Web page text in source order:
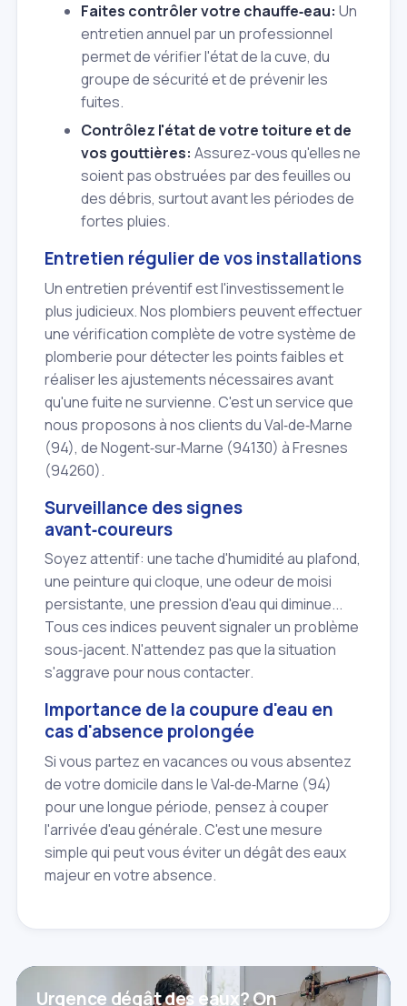
Faites contrôler votre chauffe‑eau: Un
entretien annuel par un professionnel
permet de vérifier l'état de la cuve, du
groupe de sécurité et de prévenir les
fuites.
Contrôlez l'état de votre toiture et de
vos gouttières: Assurez‑vous qu'elles ne
soient pas obstruées par des feuilles ou
des débris, surtout avant les périodes de
fortes pluies.
Entretien régulier de vos installations
Un entretien préventif est l'investissement le
plus judicieux. Nos plombiers peuvent effectuer
une vérification complète de votre système de
plomberie pour détecter les points faibles et
réaliser les ajustements nécessaires avant
qu'une fuite ne survienne. C'est un service que
nous proposons à nos clients du Val‑de‑Marne
(94), de Nogent‑sur‑Marne (94130) à Fresnes
(94260).
Surveillance des signes
avant‑coureurs
Soyez attentif: une tache d'humidité au plafond,
une peinture qui cloque, une odeur de moisi
persistante, une pression d'eau qui diminue...
Tous ces indices peuvent signaler un problème
sous‑jacent. N'attendez pas que la situation
s'aggrave pour nous contacter.
Importance de la coupure d'eau en
cas d'absence prolongée
Si vous partez en vacances ou vous absentez
de votre domicile dans le Val‑de‑Marne (94)
pour une longue période, pensez à couper
l'arrivée d'eau générale. C'est une mesure
simple qui peut vous éviter un dégât des eaux
majeur en votre absence.
Urgence dégât des eaux? On